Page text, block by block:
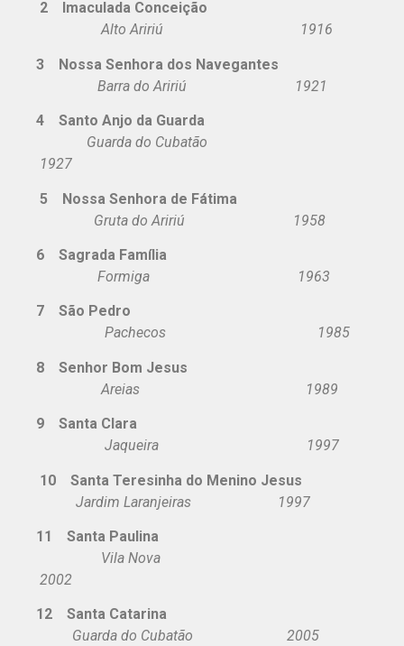
2 Imaculada Conceição
Alto Aririú 1916
3 Nossa Senhora dos Navegantes
Barra do Aririú 1921
4 Santo Anjo da Guarda
Guarda do Cubatão
1927
5
Nossa Senhora de Fátima
Gruta do Aririú 1958
6 Sagrada Família
Formiga 1963
7 São Pedro
Pachecos 1985
8
Senhor Bom Jesus
Areias 1989
9 Santa Clara
Jaqueira 1997
10 Santa Teresinha do Menino Jesus
Jardim Laranjeiras 1997
11 Santa Paulina
Vila Nova
2002
12 Santa Catarina
Guarda do Cubatão 2005